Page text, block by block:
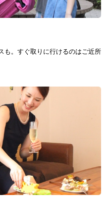
も。すぐ取りに行けるのはご近所